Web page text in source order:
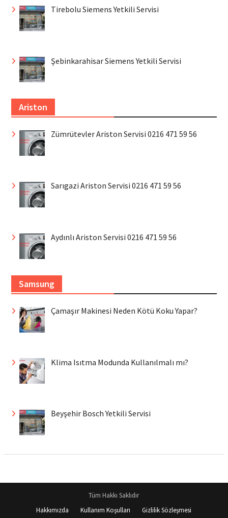
Tirebolu Siemens Yetkili Servisi
Şebinkarahisar Siemens Yetkili Servisi
Ariston
Zümrütevler Ariston Servisi 0216 471 59 56
Sarıgazi Ariston Servisi 0216 471 59 56
Aydınlı Ariston Servisi 0216 471 59 56
Samsung
Çamaşır Makinesi Neden Kötü Koku Yapar?
Klima Isıtma Modunda Kullanılmalı mı?
Beyşehir Bosch Yetkili Servisi
Tüm Hakkı Saklıdır
Hakkımızda
Kullanım Koşulları Gizlilik Sözleşmesi